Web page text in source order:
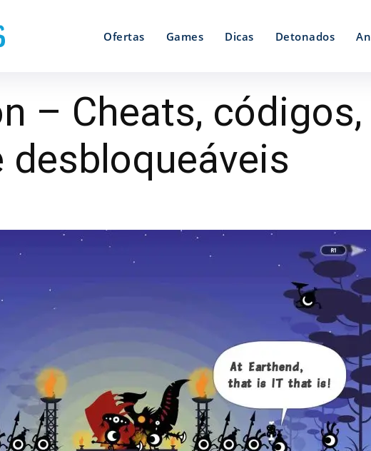
Ofertas Games Dicas Detonados
– Cheats, códigos,
desbloqueáveis